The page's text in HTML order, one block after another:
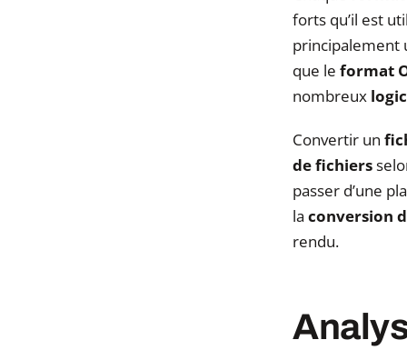
forts qu’il est
principalement
que le format
nombreux
Convertir un
de fichiers
passer d’une
la conversion
rendu.